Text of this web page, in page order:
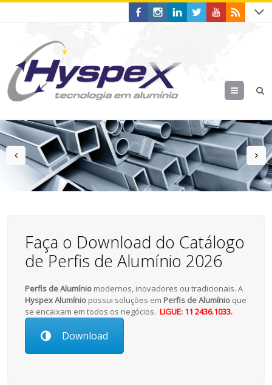
Menu
prev
Faça o Download do Catálogo
de Perfis de Alumínio 2026
Perfis de Alumínio modernos, inovadores ou tradicionais. A
Hyspex Alumínio possui soluções em Perfis de Alumínio que
se encaixam em todos os negócios.LIGUE: 11 2436.1033.
Download